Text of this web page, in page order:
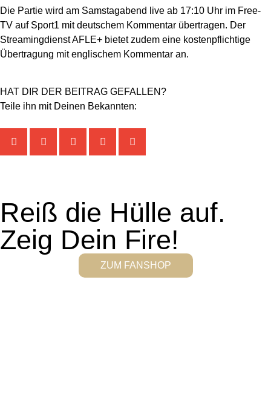
Die Partie wird am Samstagabend live ab 17:10 Uhr im Free-
TV auf Sport1 mit deutschem Kommentar übertragen. Der
Streamingdienst AFLE+ bietet zudem eine kostenpflichtige
Übertragung mit englischem Kommentar an.
HAT DIR DER BEITRAG GEFALLEN?
Teile ihn mit Deinen Bekannten:
Reiß die Hülle auf.
Zeig Dein Fire!
ZUM FANSHOP